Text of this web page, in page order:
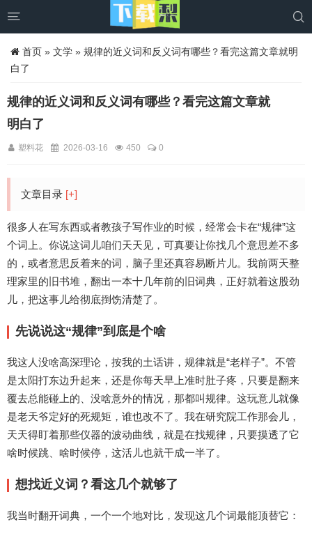
 
首页 » 文学 » 规律的近义词和反义词有哪些？看完这篇文章就明
白了
规律的近义词和反义词有哪些？看完这篇文章就
明白了
塑料花 2026-03-16 450 0
文章目录 [+]
很多人在写东西或者教孩子写作业的时候，经常会卡在“规律”这
个词上。你说这词儿咱们天天见，可真要让你找几个意思差不多
的，或者意思反着来的词，脑子里还真容易断片儿。我前两天整
理家里的旧书堆，翻出一本十几年前的旧词典，正好就着这股劲
儿，把这事儿给彻底捯饬清楚了。
先说说这“规律”到底是个啥
我这人没啥高深理论，按我的土话讲，规律就是“老样子”。不管
是太阳打东边升起来，还是你每天早上准时肚子疼，只要是翻来
覆去总能碰上的、没啥意外的情况，那都叫规律。这玩意儿就像
是老天爷定好的死规矩，谁也改不了。我在研究院工作那会儿，
天天得盯着那些仪器的波动曲线，就是在找规律，只要摸透了它
啥时候跳、啥时候停，这活儿也就干成一半了。
想找近义词？看这几个就够了
我当时翻开词典，一个一个地对比，发现这几个词最能顶替它：